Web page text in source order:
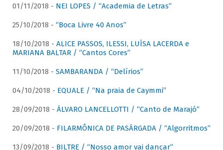
01/11/2018 - NEI LOPES / “Academia de Letras”
25/10/2018 - “Boca Livre 40 Anos”
18/10/2018 - ALICE PASSOS, ILESSI, LUÍSA LACERDA e
MARIANA BALTAR / “Cantos Cores”
11/10/2018 - SAMBARANDA / “Delírios”
04/10/2018 - EQUALE / “Na praia de Caymmi”
28/09/2018 - ÁLVARO LANCELLOTTI / “Canto de Marajó”
20/09/2018 - FILARMÔNICA DE PASÁRGADA / “Algorritmos”
13/09/2018 - BILTRE / “Nosso amor vai dançar”